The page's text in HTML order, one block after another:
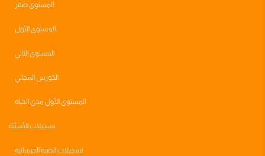
المستوى صفر
المستوى الأول
المستوى الثاني
الكورس المجاني
المستوى الأول مدى الحياه
تسجيلات الأسئلة
تسجيلات الصبة الخرسانية